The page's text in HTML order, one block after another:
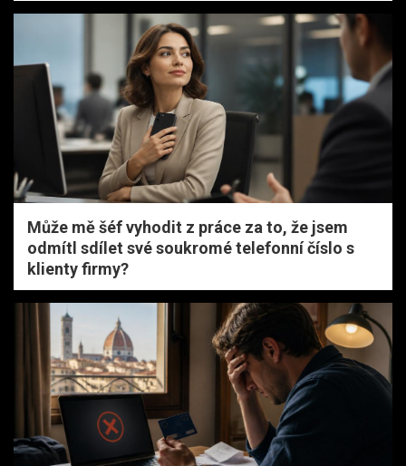
Může mě šéf vyhodit z práce za to, že jsem
odmítl sdílet své soukromé telefonní číslo s
klienty firmy?